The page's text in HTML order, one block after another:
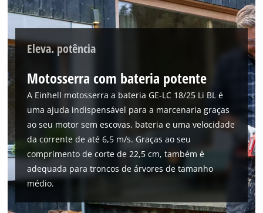
Eleva. potência
Motosserra com bateria potente
A Einhell motosserra a bateria GE-LC 18/25 Li BL é
uma ajuda indispensável para a marcenaria graças
ao seu motor sem escovas, bateria e uma velocidade
da corrente de até 6,5 m/s. Graças ao seu
comprimento de corte de 22,5 cm, também é
adequada para troncos de árvores de tamanho
médio.